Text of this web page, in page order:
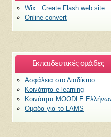
Wix : Create Flash web site
Οnline-convert
Εκπαιδευτικές ομάδες
Ασφάλεια στο Διαδίκτυο
Κοινότητα e-learning
Κοινότητα MOODLE
Ομάδα για το LAMS